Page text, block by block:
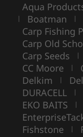
Aqua
| Boatman |
Carp Fishing
Carp Old
Carp Seeds |
CC Moore |
Delkim |
DURACELL |
EKO BAITS |
Fishstone |